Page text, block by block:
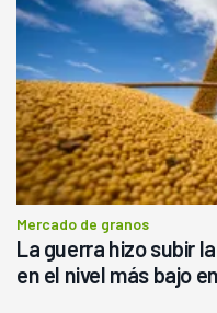
Mercado de granos
La guerra hizo subir
en el nivel más bajo